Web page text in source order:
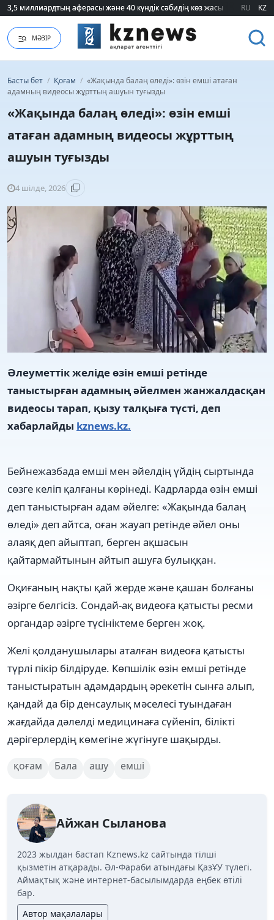
3,5 миллиардтың аферасы және 40 күндік сәбидің көз жасы:
3,5 миллиардтың аферасы және 40 күндік сәбидің көз жасы: RU KZ
МӘЗІР
Басты бет / Қоғам / «Жақында балаң өледі»: өзін емші атаған
адамның видеосы жұрттың ашуын туғызды
«Жақында балаң өледі»: өзін емші
атаған адамның видеосы жұрттың
ашуын туғызды
4 шілде, 2026
Әлеуметтік желіде өзін емші ретінде
таныстырған адамның әйелмен жанжалдасқан
видеосы тарап, қызу талқыға түсті, деп
хабарлайды kznews.kz.
Бейнежазбада емші мен әйелдің үйдің сыртында
сөзге келіп қалғаны көрінеді. Кадрларда өзін емші
деп таныстырған адам әйелге: «Жақында балаң
өледі» деп айтса, оған жауап ретінде әйел оны
алаяқ деп айыптап, берген ақшасын
қайтармайтынын айтып ашуға булыққан.
Оқиғаның нақты қай жерде және қашан болғаны
әзірге белгісіз. Сондай-ақ видеоға қатысты ресми
органдар әзірге түсініктеме берген жоқ.
Желі қолданушылары аталған видеоға қатысты
түрлі пікір білдіруде. Көпшілік өзін емші ретінде
таныстыратын адамдардың әрекетін сынға алып,
қандай да бір денсаулық мәселесі туындаған
жағдайда дәлелді медицинаға сүйеніп, білікті
дәрігерлердің көмегіне жүгінуге шақырды.
қоғам Бала ашу емші
Айжан Сыланова
2023 жылдан бастап Kznews.kz сайтында тілші
қызметін атқарады. Әл-Фараби атындағы ҚазҰУ түлегі.
Аймақтық және интернет-басылымдарда еңбек өтілі
бар.
Автор мақалалары